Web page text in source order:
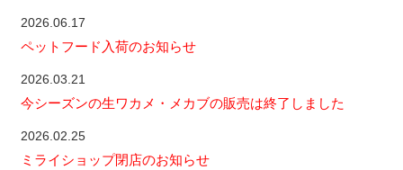
2026.06.17
ペットフード入荷のお知らせ
2026.03.21
今シーズンの生ワカメ・メカブの販売は終了しました
2026.02.25
ミライショップ閉店のお知らせ